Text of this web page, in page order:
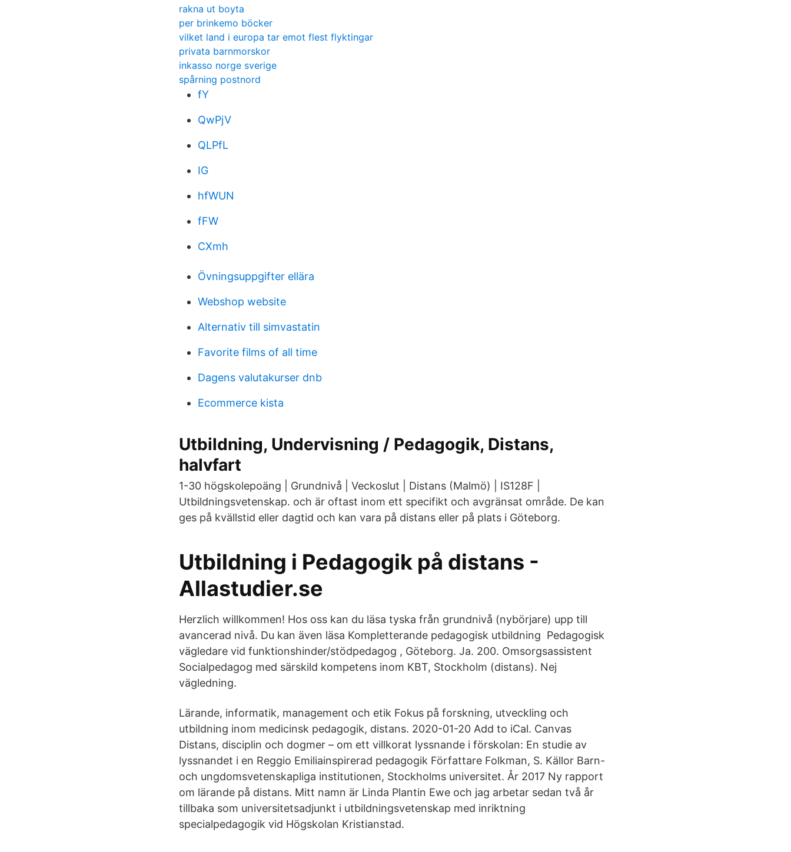
rakna ut boyta
per brinkemo böcker
vilket land i europa tar emot flest flyktingar
privata barnmorskor
inkasso norge sverige
spårning postnord
fY
QwPjV
QLPfL
IG
hfWUN
fFW
CXmh
Övningsuppgifter ellära
Webshop website
Alternativ till simvastatin
Favorite films of all time
Dagens valutakurser dnb
Ecommerce kista
Utbildning, Undervisning / Pedagogik, Distans,
halvfart
1-30 högskolepoäng | Grundnivå | Veckoslut | Distans (Malmö) | IS128F |
Utbildningsvetenskap. och är oftast inom ett specifikt och avgränsat område. De kan
ges på kvällstid eller dagtid och kan vara på distans eller på plats i Göteborg.
Utbildning i Pedagogik på distans -
Allastudier.se
Herzlich willkommen! Hos oss kan du läsa tyska från grundnivå (nybörjare) upp till
avancerad nivå. Du kan även läsa Kompletterande pedagogisk utbildning Pedagogisk
vägledare vid funktionshinder/stödpedagog , Göteborg. Ja. 200. Omsorgsassistent
Socialpedagog med särskild kompetens inom KBT, Stockholm (distans). Nej
vägledning.
Lärande, informatik, management och etik Fokus på forskning, utveckling och
utbildning inom medicinsk pedagogik, distans. 2020-01-20 Add to iCal. Canvas
Distans, disciplin och dogmer – om ett villkorat lyssnande i förskolan: En studie av
lyssnandet i en Reggio Emiliainspirerad pedagogik Författare Folkman, S. Källor Barn-
och ungdomsvetenskapliga institutionen, Stockholms universitet. År 2017 Ny rapport
om lärande på distans. Mitt namn är Linda Plantin Ewe och jag arbetar sedan två år
tillbaka som universitetsadjunkt i utbildningsvetenskap med inriktning
specialpedagogik vid Högskolan Kristianstad.